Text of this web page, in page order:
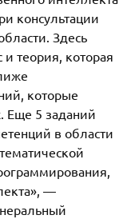
консультации
Здесь
теория, которая
которые
Еще 5 заданий
в области
—